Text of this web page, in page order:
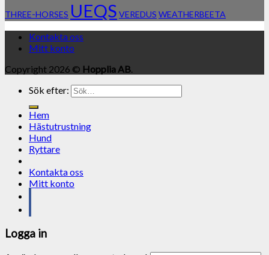
THREE-HORSES UEQS VEREDUS WEATHERBEETA
Kontakta oss
Mitt konto
Copyright 2026 © Hopplia AB.
Sök efter:
Hem
Hästutrustning
Hund
Ryttare
Kontakta oss
Mitt konto
Logga in